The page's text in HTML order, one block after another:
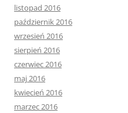
listopad 2016
październik 2016
wrzesień 2016
sierpień 2016
czerwiec 2016
maj 2016
kwiecień 2016
marzec 2016